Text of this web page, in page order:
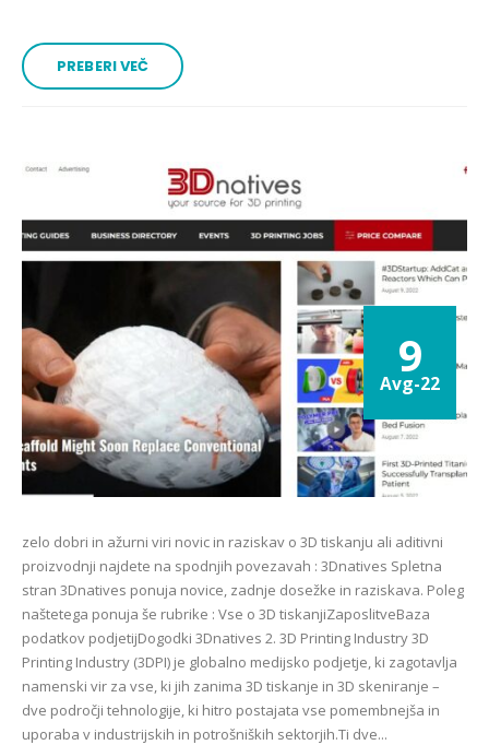
PREBERI VEČ
9
Avg-22
zelo dobri in ažurni viri novic in raziskav o 3D tiskanju ali aditivni
proizvodnji najdete na spodnjih povezavah : 3Dnatives Spletna
stran 3Dnatives ponuja novice, zadnje dosežke in raziskava. Poleg
naštetega ponuja še rubrike : Vse o 3D tiskanjiZaposlitveBaza
podatkov podjetijDogodki 3Dnatives 2. 3D Printing Industry 3D
Printing Industry (3DPI) je globalno medijsko podjetje, ki zagotavlja
namenski vir za vse, ki jih zanima 3D tiskanje in 3D skeniranje –
dve področji tehnologije, ki hitro postajata vse pomembnejša in
uporaba v industrijskih in potrošniških sektorjih.Ti dve...